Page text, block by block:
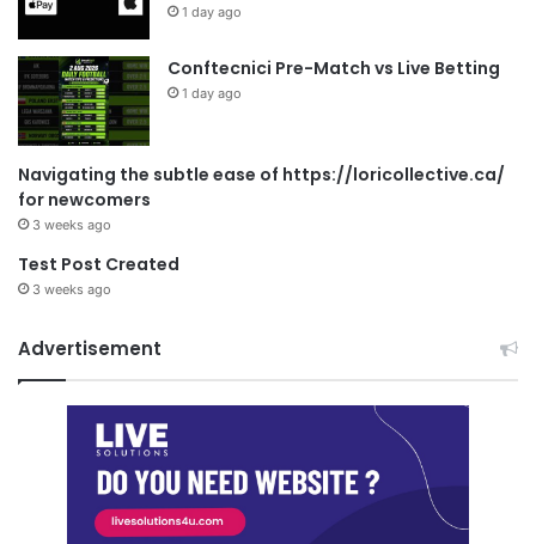
1 day ago
Conftecnici Pre-Match vs Live Betting
1 day ago
Navigating the subtle ease of https://loricollective.ca/
for newcomers
3 weeks ago
Test Post Created
3 weeks ago
Advertisement